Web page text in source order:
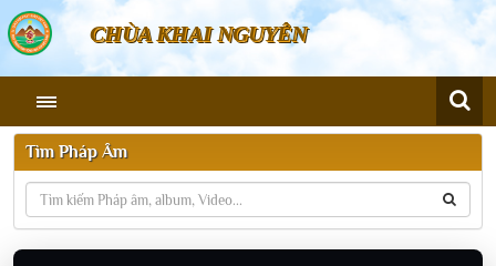
CHÙA KHAI NGUYÊN
Tìm Pháp Âm